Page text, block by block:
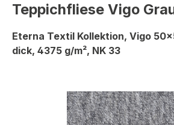
Teppichfliese Vigo
Eterna Textil Kollektion, Vigo
dick, 4375 g/m², NK 33
Bildergalerie überspringen